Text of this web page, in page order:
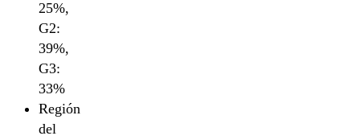
25%,
G2:
39%,
G3:
33%
Región
del